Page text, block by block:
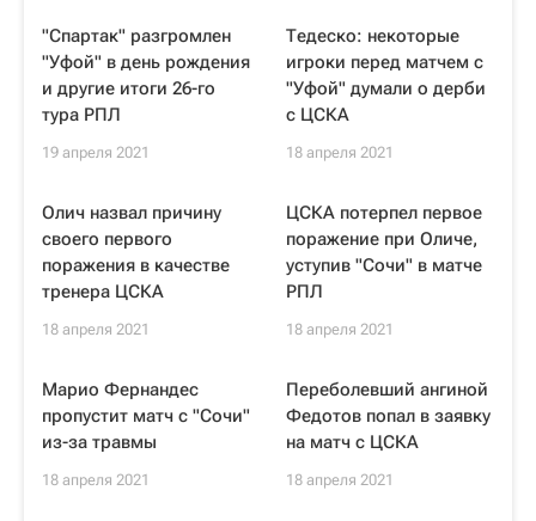
"Спартак" разгромлен
"Уфой" в день рождения
и другие итоги 26-го
тура РПЛ
19 апреля 2021
Тедеско: некоторые
игроки перед матчем с
"Уфой" думали о дерби
с ЦСКА
18 апреля 2021
Олич назвал причину
своего первого
поражения в качестве
тренера ЦСКА
18 апреля 2021
ЦСКА потерпел первое
поражение при Оличе,
уступив "Сочи" в матче
РПЛ
18 апреля 2021
Марио Фернандес
пропустит матч с "Сочи"
из-за травмы
18 апреля 2021
Переболевший ангиной
Федотов попал в заявку
на матч с ЦСКА
18 апреля 2021